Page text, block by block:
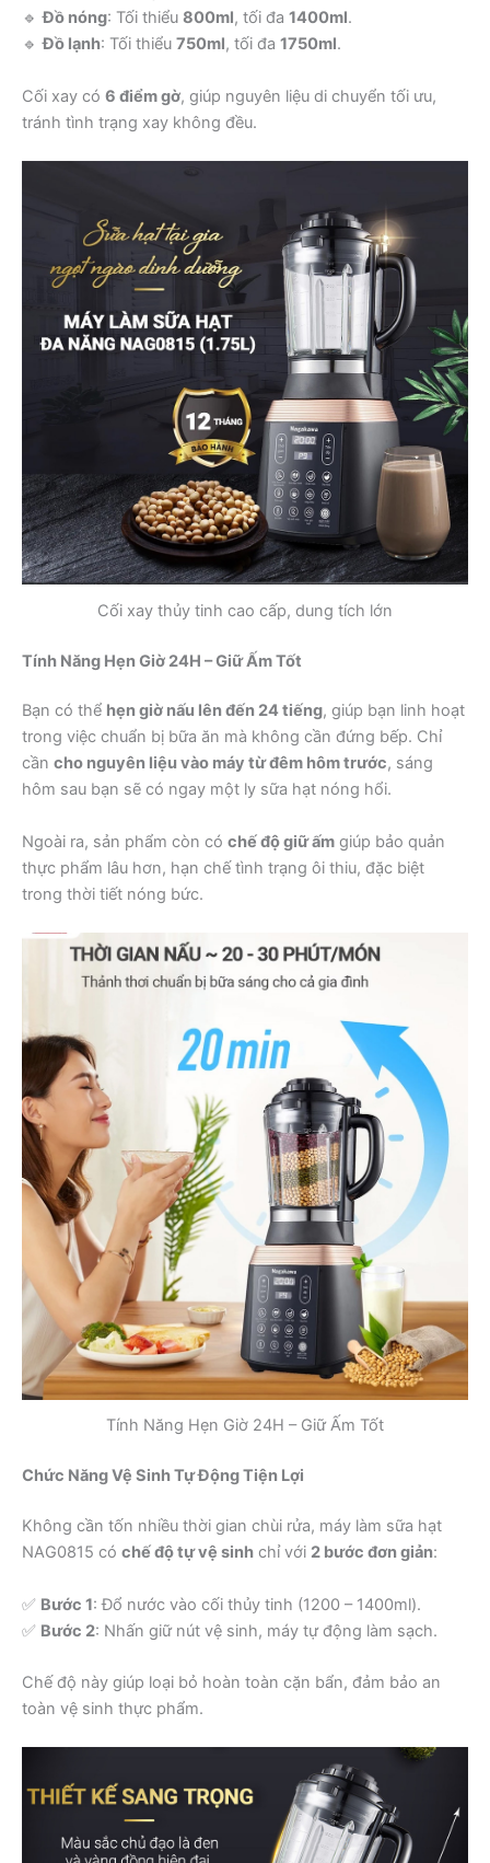
🔹Đồ nóng: Tối thiểu 800ml, tối đa 1400ml.
🔹Đồ lạnh: Tối thiểu 750ml, tối đa 1750ml.
Cối xay có 6 điểm gờ, giúp nguyên liệu di chuyển tối ưu,
tránh tình trạng xay không đều.
Cối xay thủy tinh cao cấp, dung tích lớn
Tính Năng Hẹn Giờ 24H – Giữ Ấm Tốt
Bạn có thể hẹn giờ nấu lên đến 24 tiếng, giúp bạn linh hoạt
trong việc chuẩn bị bữa ăn mà không cần đứng bếp. Chỉ
cần cho nguyên liệu vào máy từ đêm hôm trước, sáng
hôm sau bạn sẽ có ngay một ly sữa hạt nóng hổi.
Ngoài ra, sản phẩm còn có chế độ giữ ấm giúp bảo quản
thực phẩm lâu hơn, hạn chế tình trạng ôi thiu, đặc biệt
trong thời tiết nóng bức.
Tính Năng Hẹn Giờ 24H – Giữ Ấm Tốt
Chức Năng Vệ Sinh Tự Động Tiện Lợi
Không cần tốn nhiều thời gian chùi rửa, máy làm sữa hạt
NAG0815 có chế độ tự vệ sinh chỉ với 2 bước đơn giản:
✅ Bước 1: Đổ nước vào cối thủy tinh (1200 – 1400ml).
✅ Bước 2: Nhấn giữ nút vệ sinh, máy tự động làm sạch.
Chế độ này giúp loại bỏ hoàn toàn cặn bẩn, đảm bảo an
toàn vệ sinh thực phẩm.